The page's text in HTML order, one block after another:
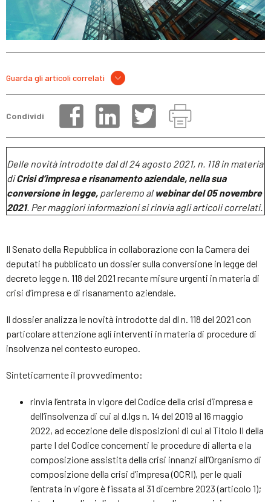
Guarda gli articoli correlati
Condividi
Delle novità introdotte dal dl 24 agosto 2021, n. 118 in materia
diCrisi d’impresa e risanamento aziendale, nella sua
conversione in legge, parleremo al webinar del 05 novembre
2021. Per maggiori informazioni si rinvia agli articoli correlati.
Il Senato della Repubblica in collaborazione con la Camera dei
deputati ha pubblicato un dossier sulla conversione in legge del
decreto legge n. 118 del 2021 recante misure urgenti in materia di
crisi d’impresa e di risanamento aziendale.
Il dossier analizza le novità introdotte dal dl n. 118 del 2021 con
particolare attenzione agli interventi in materia di procedure di
insolvenza nel contesto europeo.
Sinteticamente il provvedimento:
rinvia l’entrata in vigore del Codice della crisi d’impresa e
dell’insolvenza di cui al d.lgs n. 14 del 2019 al 16 maggio
2022, ad eccezione delle disposizioni di cui al Titolo II della
parte I del Codice concernenti le procedure di allerta e la
composizione assistita della crisi innanzi all’Organismo di
composizione della crisi d’impresa (OCRI), per le quali
l’entrata in vigore è fissata al 31 dicembre 2023 (articolo 1);